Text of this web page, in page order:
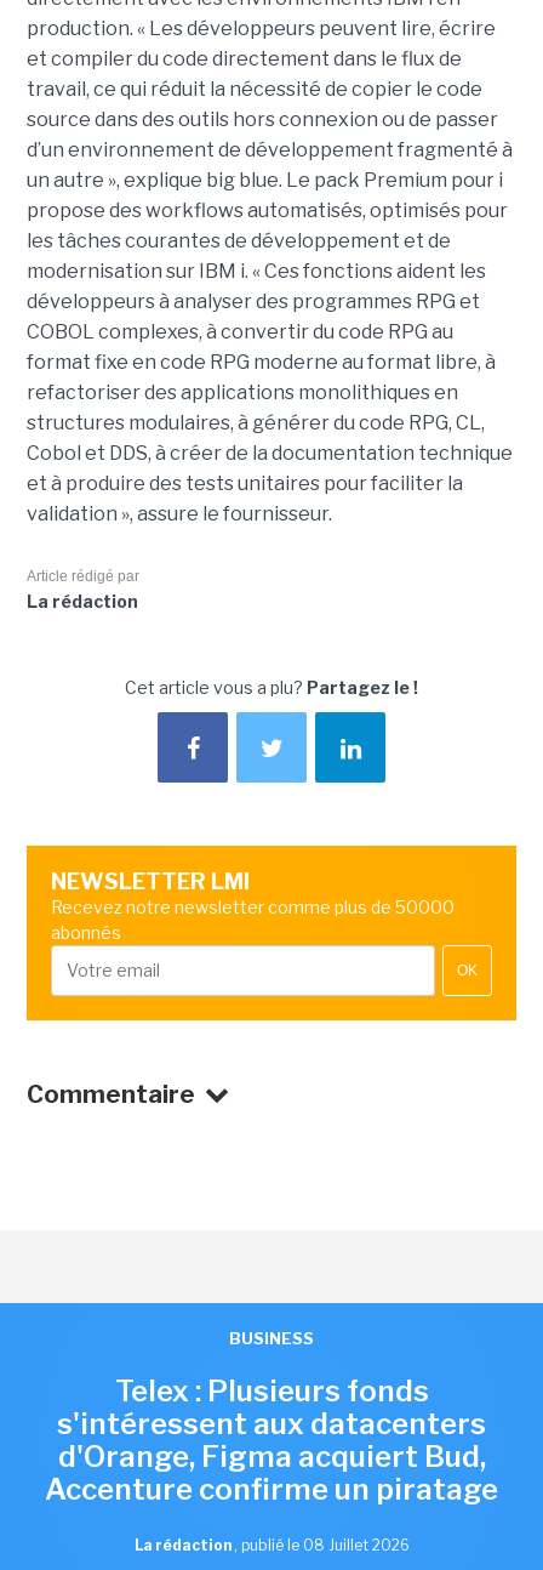
production. « Les développeurs peuvent lire, écrire
et compiler du code directement dans le flux de
travail, ce qui réduit la nécessité de copier le code
source dans des outils hors connexion ou de passer
d’un environnement de développement fragmenté à
un autre », explique big blue. Le pack Premium pour i
propose des workflows automatisés, optimisés pour
les tâches courantes de développement et de
modernisation sur IBM i. « Ces fonctions aident les
développeurs à analyser des programmes RPG et
COBOL complexes, à convertir du code RPG au
format fixe en code RPG moderne au format libre, à
refactoriser des applications monolithiques en
structures modulaires, à générer du code RPG, CL,
Cobol et DDS, à créer de la documentation technique
et à produire des tests unitaires pour faciliter la
validation », assure le fournisseur.
Article rédigé par
La rédaction
Cet article vous a plu? Partagez le !
NEWSLETTER LMI
Recevez notre newsletter comme plus de 50000
abonnés
OK
Commentaire
BUSINESS
Telex : Plusieurs fonds
s'intéressent aux datacenters
d'Orange, Figma acquiert Bud,
Accenture confirme un piratage
La rédaction , publié le 08 Juillet 2026